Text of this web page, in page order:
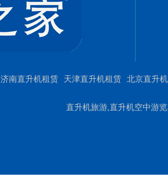
济南直升机租赁 天津直升机租赁 北京直升
直升机旅游,直升机空中游